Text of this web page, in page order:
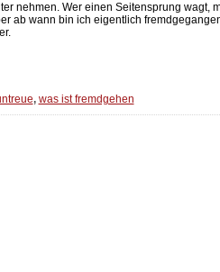
nehmen. Wer einen Seitensprung wagt,
ab wann bin ich eigentlich
, was ist fremdgehen